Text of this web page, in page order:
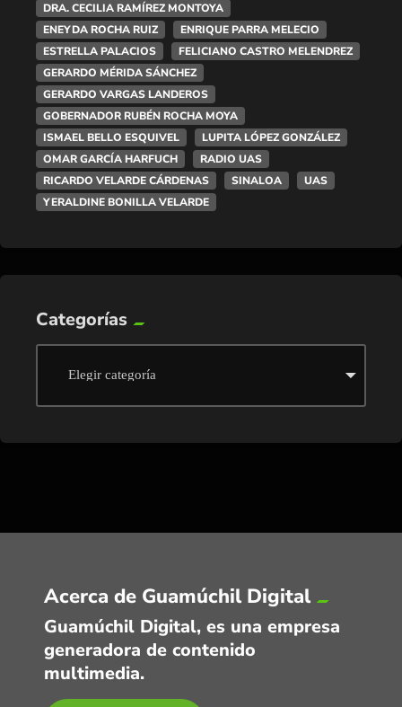
DRA. CECILIA RAMÍREZ MONTOYA
ENEYDA ROCHA RUIZ
ENRIQUE PARRA MELECIO
ESTRELLA PALACIOS
FELICIANO CASTRO MELENDREZ
GERARDO MÉRIDA SÁNCHEZ
GERARDO VARGAS LANDEROS
GOBERNADOR RUBÉN ROCHA MOYA
ISMAEL BELLO ESQUIVEL
LUPITA LÓPEZ GONZÁLEZ
OMAR GARCÍA HARFUCH
RADIO UAS
RICARDO VELARDE CÁRDENAS
SINALOA
UAS
YERALDINE BONILLA VELARDE
Categorías
Acerca de Guamúchil Digital
Guamúchil Digital, es una empresa
generadora de contenido
multimedia.